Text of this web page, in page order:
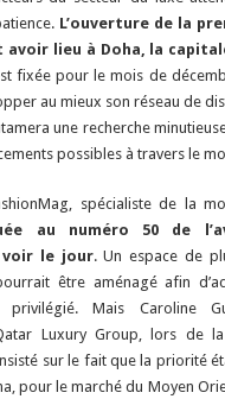
L’ouverture de la
avoir lieu à Doha, la
fixée pour le mois de
au mieux son réseau de
une recherche
possibles à travers le
spécialiste de la
au numéro 50 de
le jour. Un espace de
être aménagé afin
privilégié. Mais Caroline
Luxury Group, lors de
sur le fait que la priorité
pour le marché du Moyen